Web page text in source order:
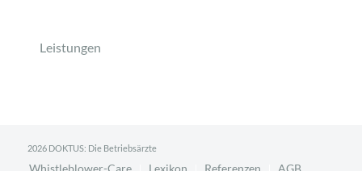
Leistungen
2026 DOKTUS: Die Betriebsärzte
Whistleblower-Care Lexikon Referenzen AGB